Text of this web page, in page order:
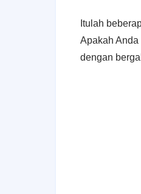
Itulah
Apakah
dengan